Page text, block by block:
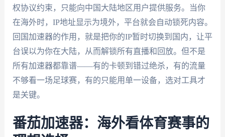
权协议约束，只能向中国大陆地区用户提供服务。当你
在海外时，IP地址显示为境外，平台就会自动锁死内容。
回国加速器的作用，就是把你的IP暂时切换到国内，让平
台误以为你在大陆，从而解锁所有直播和回放。但不是
所有加速器都靠谱——有的卡顿到错过绝杀，有的流量
不够看一场足球赛，有的只能用单一设备，选对工具才
是关键。
番茄加速器：海外看体育赛事的